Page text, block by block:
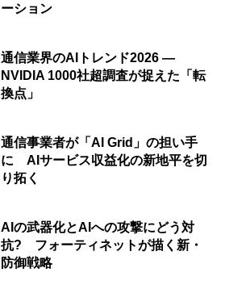
ーション
通信業界のAIトレンド2026 ―
NVIDIA 1000社超調査が捉えた「転
換点」
通信事業者が「AI Grid」の担い手
に AIサービス収益化の新地平を切
り拓く
AIの武器化とAIへの攻撃にどう対
抗? フォーティネットが描く新・
防御戦略